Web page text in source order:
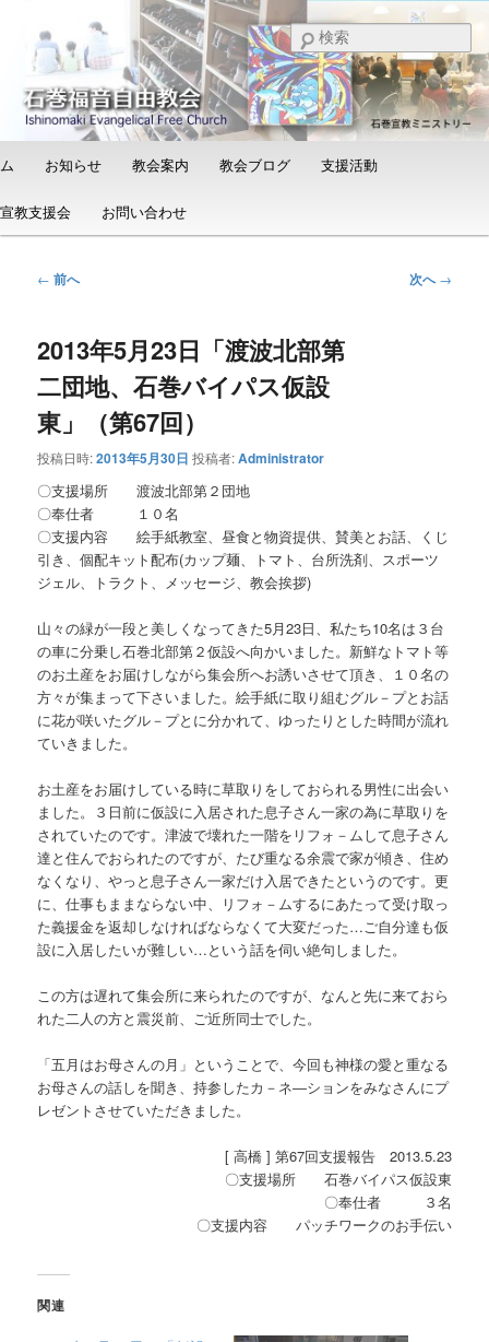
ツ
移
動
石巻福音自由教会（Ishinomaki
Evangelical Free Church）
日本福音自由教会の有志による「石巻宣教支援会」によって支えられる新し
い教会と、被災地支援活動のご紹介
索
イ
メ
ニ
お知らせ 教会案内 教会ブログ 支援活動
教支援会 お問い合わせ
投
ビ
ー
シ
ョ
ン
← 前へ 次へ→
2013年5月23日「渡波北部第
二団地、石巻バイパス仮設
東」（第67回）
投稿日時:2013年5月30日 投稿者:Administrator
〇支援場所 渡波北部第２団地
〇奉仕者 １０名
〇支援内容 絵手紙教室、昼食と物資提供、賛美とお話、くじ
引き、個配キット配布(カップ麺、トマト、台所洗剤、スポーツ
ジェル、トラクト、メッセージ、教会挨拶)
山々の緑が一段と美しくなってきた5月23日、私たち10名は３台
の車に分乗し石巻北部第２仮設へ向かいました。新鮮なトマト等
のお土産をお届けしながら集会所へお誘いさせて頂き、１０名の
方々が集まって下さいました。絵手紙に取り組むグル－プとお話
に花が咲いたグル－プとに分かれて、ゆったりとした時間が流れ
ていきました。
お土産をお届けしている時に草取りをしておられる男性に出会い
ました。３日前に仮設に入居された息子さん一家の為に草取りを
されていたのです。津波で壊れた一階をリフォ－ムして息子さん
達と住んでおられたのですが、たび重なる余震で家が傾き、住め
なくなり、やっと息子さん一家だけ入居できたというのです。更
に、仕事もままならない中、リフォ－ムするにあたって受け取っ
た義援金を返却しなければならなくて大変だった…ご自分達も仮
設に入居したいが難しい…という話を伺い絶句しました。
この方は遅れて集会所に来られたのですが、なんと先に来ておら
れた二人の方と震災前、ご近所同士でした。
「五月はお母さんの月」ということで、今回も神様の愛と重なる
お母さんの話しを聞き、持参したカ－ネ―ションをみなさんにプ
レゼントさせていただきました。
[ 高橋 ] 第67回支援報告 2013.5.23
〇支援場所 石巻バイパス仮設東
〇奉仕者 ３名
〇支援内容 パッチワークのお手伝い
関連